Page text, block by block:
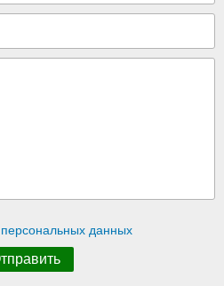
персональных данных